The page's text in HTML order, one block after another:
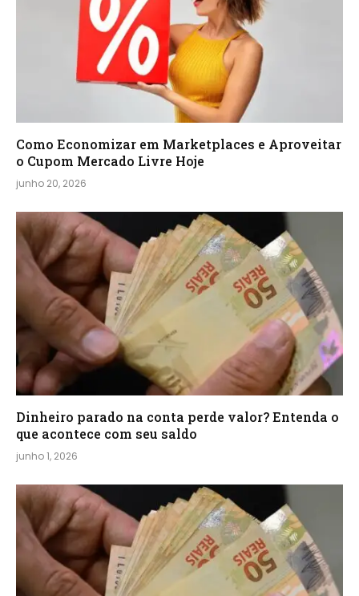
Como Economizar em Marketplaces e Aproveitar
o Cupom Mercado Livre Hoje
junho 20, 2026
Dinheiro parado na conta perde valor? Entenda o
que acontece com seu saldo
junho 1, 2026